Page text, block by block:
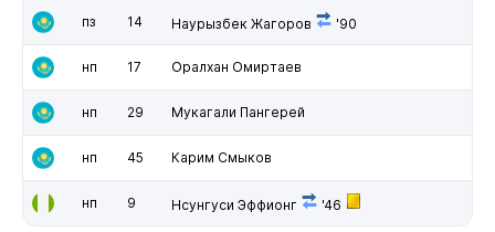
пз 14 Наурызбек Жагоров '90
нп 17 Оралхан Омиртаев
нп 29 Мукагали Пангерей
нп 45 Карим Смыков
нп 9 Нсунгуси Эффионг '46